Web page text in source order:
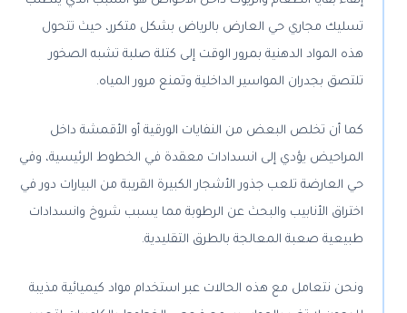
تسليك مجاري حي العارض بالرياض بشكل متكرر، حيث تتحول
هذه المواد الدهنية بمرور الوقت إلى كتلة صلبة تشبه الصخور
تلتصق بجدران المواسير الداخلية وتمنع مرور المياه.
كما أن تخلص البعض من النفايات الورقية أو الأقمشة داخل
المراحيض يؤدي إلى انسدادات معقدة في الخطوط الرئيسية، وفي
حي العارضة تلعب جذور الأشجار الكبيرة القريبة من البيارات دور في
اختراق الأنابيب والبحث عن الرطوبة مما يسبب شروخ وانسدادات
طبيعية صعبة المعالجة بالطرق التقليدية.
ونحن نتعامل مع هذه الحالات عبر استخدام مواد كيميائية مذيبة